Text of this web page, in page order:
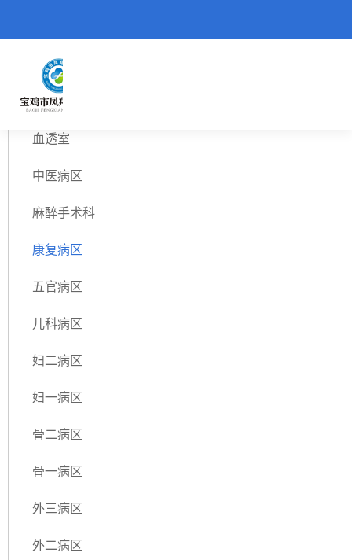
重症医学科
血透室
中医病区
麻醉手术科
康复病区
五官病区
儿科病区
妇二病区
妇一病区
骨二病区
骨一病区
外三病区
外二病区